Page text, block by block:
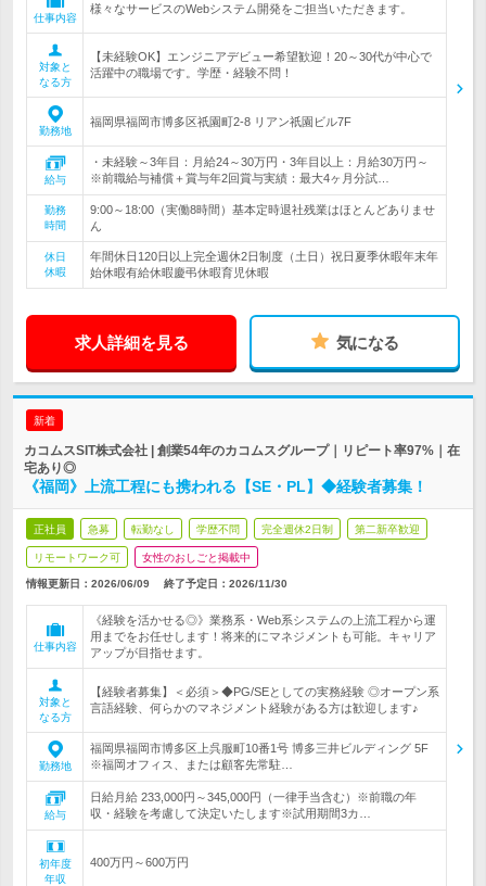
仕事内容
様々なサービスのWebシステム開発をご担当いただきます。
対象と
なる方
【未経験OK】エンジニアデビュー希望歓迎！20～30代が中心で
活躍中の職場です。学歴・経験不問！
勤務地
福岡県福岡市博多区祇園町2-8 リアン祇園ビル7F
給与
・未経験～3年目：月給24～30万円・3年目以上：月給30万円～
※前職給与補償＋賞与年2回賞与実績：最大4ヶ月分試…
勤務
時間
9:00～18:00（実働8時間）基本定時退社残業はほとんどありませ
ん
休日
休暇
年間休日120日以上完全週休2日制度（土日）祝日夏季休暇年末年
始休暇有給休暇慶弔休暇育児休暇
求人詳細を見る 気になる
新着
カコムスSIT株式会社 | 創業54年のカコムスグループ｜リピート率97%｜在
宅あり◎
《福岡》上流工程にも携われる【SE・PL】◆経験者募集！
正社員 急募 転勤なし 学歴不問 完全週休2日制 第二新卒歓迎
リモートワーク可 女性のおしごと掲載中
情報更新日：2026/06/09 終了予定日： 2026/11/30
仕事内容
《経験を活かせる◎》業務系・Web系システムの上流工程から運
用までをお任せします！将来的にマネジメントも可能。キャリア
アップが目指せます。
対象と
なる方
【経験者募集】＜必須＞◆PG/SEとしての実務経験 ◎オープン系
言語経験、何らかのマネジメント経験がある方は歓迎します♪
勤務地
福岡県福岡市博多区上呉服町10番1号 博多三井ビルディング 5F
※福岡オフィス、または顧客先常駐…
給与
日給月給 233,000円～345,000円（一律手当含む）※前職の年
収・経験を考慮して決定いたします※試用期間3カ…
初年度
年収
400万円～600万円